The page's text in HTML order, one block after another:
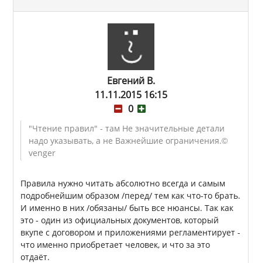
Евгений В.
11.11.2015 16:15
0
"Чтение правил" - там Не значительные детали
надо указывать, а не Важнейшие ограничения.©
venger
Правила нужно читать абсолютно всегда и самым
подробнейшим образом /перед/ тем как что-то брать.
И именно в них /обязаны/ быть все нюансы. Так как
это - один из официальных документов, который
вкупе с договором и приложениями регламентирует -
что именно приобретает человек, и что за это
отдаёт.